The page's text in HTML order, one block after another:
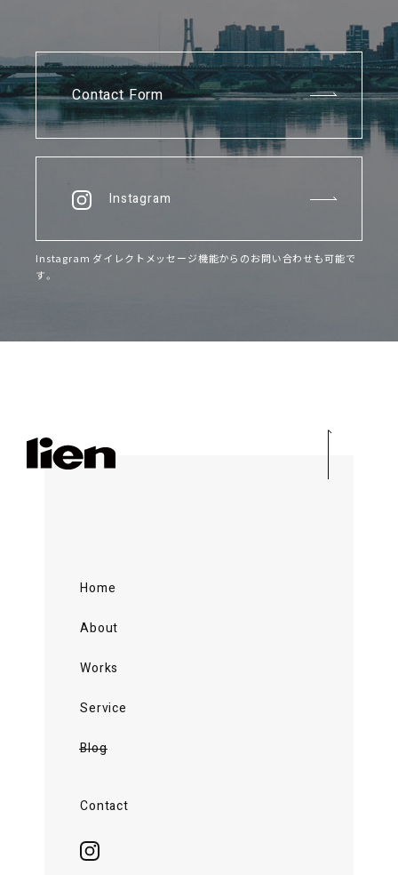
Contact Form
Instagram
Instagram ダイレクトメッセージ機能からのお問い合わせも可能で
す。
Home
About
Works
Service
Blog
Contact